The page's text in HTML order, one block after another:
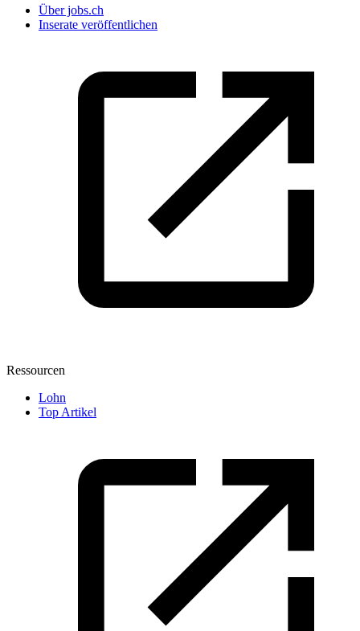
Über jobs.ch
Inserate veröffentlichen
Ressourcen
Lohn
Top Artikel